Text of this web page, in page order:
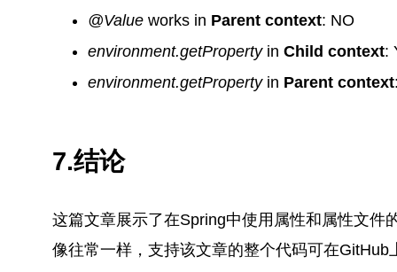
@Valueworks in Parent context: NO
environment.getPropertyin Child context:
environment.getPropertyin Parent context
7.结论
这篇文章展示了在Spring中使用属性和属性文件
像往常一样，支持该文章的整个代码可在GitHub